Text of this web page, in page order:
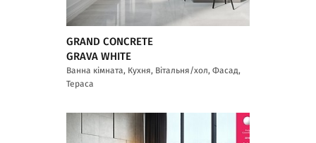
GRAND CONCRETE
GRAVA WHITE
Ванна кімната, Кухня, Вітальня/хол, Фасад,
Тераса